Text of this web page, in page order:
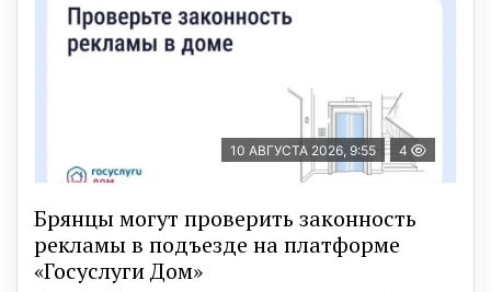
10 АВГУСТА 2026, 9:55 4
Брянцы могут проверить законность
рекламы в подъезде на платформе
«Госуслуги Дом»